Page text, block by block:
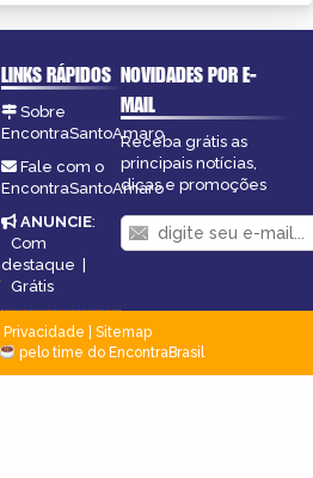
LINKS RÁPIDOS
Sobre
EncontraSantoAmaro
Fale com o
EncontraSantoAmaro
ANUNCIE:
Com
destaque
Grátis
NOVIDADES POR E-
MAIL
Receba grátis as
principais notícias,
dicas e promoções
Privacidade
Sitemap
pelo time do EncontraBrasil